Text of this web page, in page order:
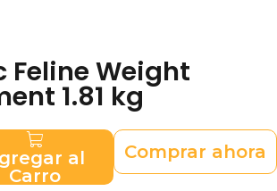
Feline Weight
1.81 kg
al
Carro
Comprar ahora